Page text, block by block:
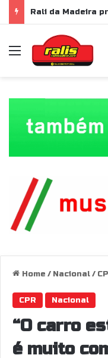
Menu
Home / Nacional/
CPR Nacional
“O carro
é muito